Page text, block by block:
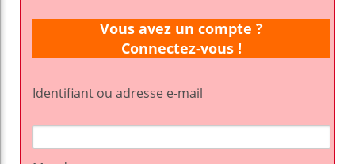
Vous avez un compte ?
Connectez-vous !
Identifiant ou adresse e-mail